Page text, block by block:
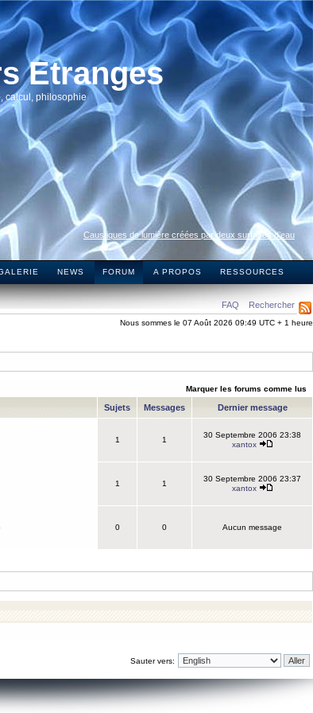
Etranges
calcul, philosophie
Caustiques de lumière créées par deux surfaces d’eau
NEWS FORUM A PROPOS RESSOURCES
FAQ Rechercher
Nous sommes le 07 Août 2026 09:49 UTC + 1 heure
Marquer les forums comme lus
Sujets Messages Dernier message
1 1
30 Septembre 2006 23:38
xantox
1 1
30 Septembre 2006 23:37
xantox
0 0 Aucun message
Sauter vers: